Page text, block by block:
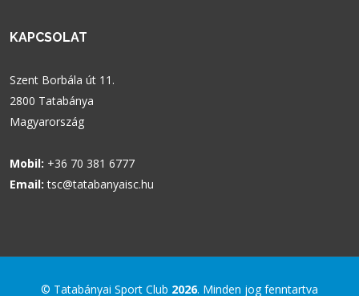
KAPCSOLAT
Szent Borbála út 11.
2800 Tatabánya
Magyarország
Mobil: +36 70 381 6777
Email: tsc@tatabanyaisc.hu
© Tatabányai Sport Club 2026. Minden jog fenntartva